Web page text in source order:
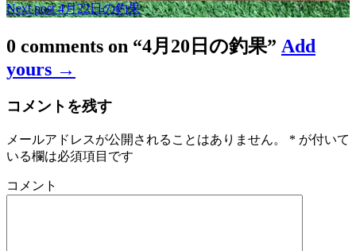
Next post 4月22日の釣果
0 comments on “4月20日の釣果” Add
yours →
コメントを残す
メールアドレスが公開されることはありません。 * が付いて
いる欄は必須項目です
コメント